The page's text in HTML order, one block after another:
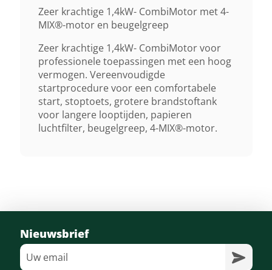
Zeer krachtige 1,4kW- CombiMotor met 4-
MIX®-motor en beugelgreep
Zeer krachtige 1,4kW- CombiMotor voor
professionele toepassingen met een hoog
vermogen. Vereenvoudigde
startprocedure voor een comfortabele
start, stoptoets, grotere brandstoftank
voor langere looptijden, papieren
luchtfilter, beugelgreep, 4-MIX®-motor.
101 DB(A) 3)
Gewicht (droog)
4,4 Kg 1)
Start
Gemakkelijk Via Startkoord
Stuurboom
Beugelhandgreep
Draaggordel
Nieuwsbrief